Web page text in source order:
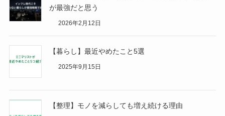
が最強だと思う
2026年2月12日
【暮らし】最近やめたこと5選
2025年9月15日
【整理】モノを減らしても増え続ける理由